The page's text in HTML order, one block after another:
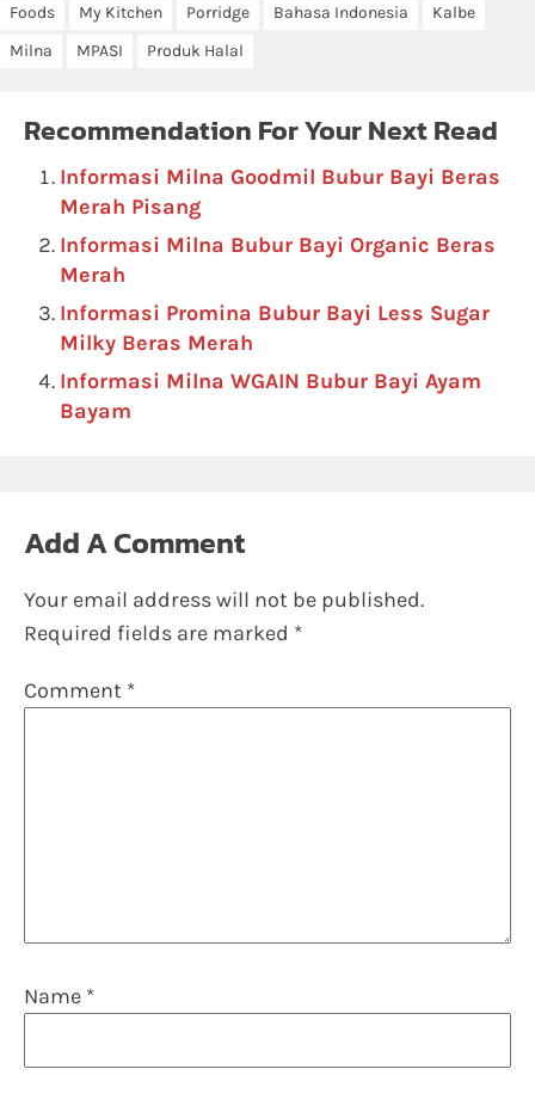
Foods My Kitchen Porridge Bahasa Indonesia
Kalbe
Milna
MPASI Produk Halal
Recommendation For Your Next Read
Informasi Milna Goodmil Bubur Bayi Beras
Merah Pisang
Informasi Milna Bubur Bayi Organic Beras
Merah
Informasi Promina Bubur Bayi Less Sugar
Milky Beras Merah
Informasi Milna WGAIN Bubur Bayi Ayam
Bayam
Add A Comment
Your email address will not be published.
Required fields are marked *
Comment *
Name *